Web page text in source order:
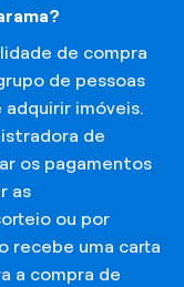
de compra
de pessoas
imóveis.
de
os pagamentos
as
ou por
recebe uma carta
a compra de